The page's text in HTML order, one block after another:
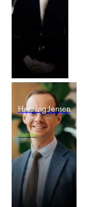
Henning Jensen
Partner